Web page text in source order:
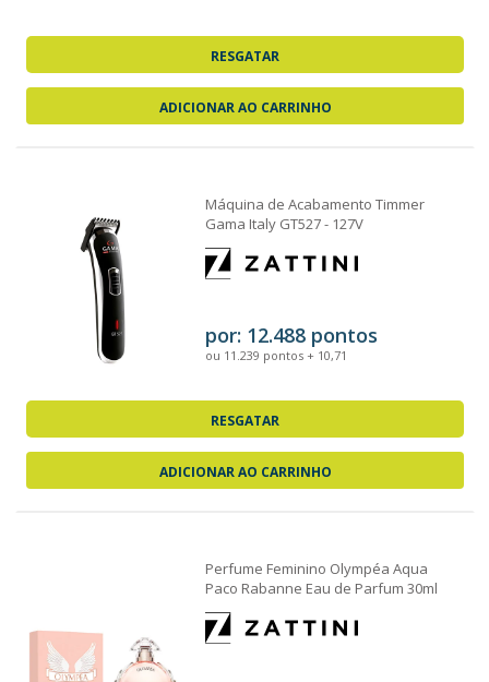
RESGATAR
ADICIONAR AO CARRINHO
Máquina de Acabamento Timmer
Gama Italy GT527 - 127V
por: 12.488 pontos
ou 11.239 pontos + 10,71
RESGATAR
ADICIONAR AO CARRINHO
Perfume Feminino Olympéa Aqua
Paco Rabanne Eau de Parfum 30ml